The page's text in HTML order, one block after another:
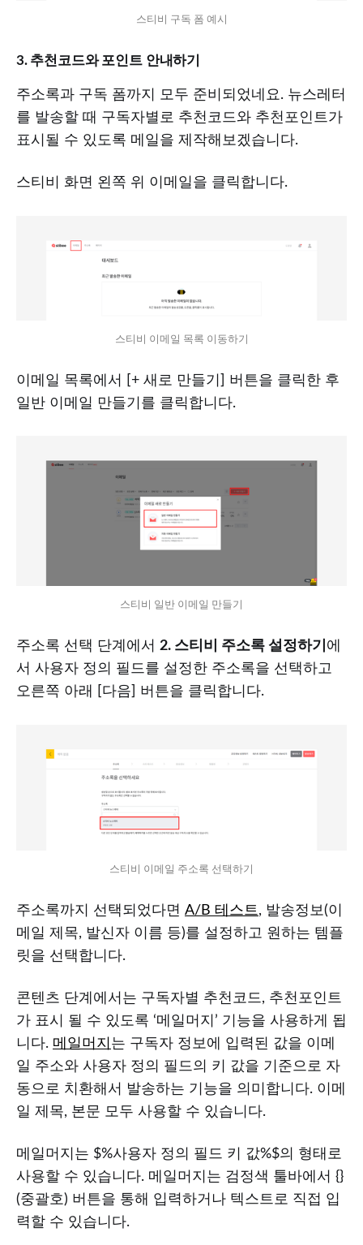
스티비 구독 폼 예시
3. 추천코드와 포인트 안내하기
주소록과 구독 폼까지 모두 준비되었네요. 뉴스레터
를 발송할 때 구독자별로 추천코드와 추천포인트가
표시될 수 있도록 메일을 제작해보겠습니다.
스티비 화면 왼쪽 위 이메일을 클릭합니다.
스티비 이메일 목록 이동하기
이메일 목록에서 [+ 새로 만들기] 버튼을 클릭한 후
일반 이메일 만들기를 클릭합니다.
스티비 일반 이메일 만들기
주소록 선택 단계에서 2. 스티비 주소록 설정하기 에
서 사용자 정의 필드를 설정한 주소록을 선택하고
오른쪽 아래 [다음] 버튼을 클릭합니다.
스티비 이메일 주소록 선택하기
주소록까지 선택되었다면 A/B 테스트, 발송정보(이
메일 제목, 발신자 이름 등)를 설정하고 원하는 템플
릿을 선택합니다.
콘텐츠 단계에서는 구독자별 추천코드, 추천포인트
가 표시 될 수 있도록 ‘메일머지’ 기능을 사용하게 됩
니다. 메일머지 는 구독자 정보에 입력된 값을 이메
일 주소와 사용자 정의 필드의 키 값을 기준으로 자
동으로 치환해서 발송하는 기능을 의미합니다. 이메
일 제목, 본문 모두 사용할 수 있습니다.
메일머지는 $%사용자 정의 필드 키 값%$의 형태로
사용할 수 있습니다. 메일머지는 검정색 툴바에서 {}
(중괄호) 버튼을 통해 입력하거나 텍스트로 직접 입
력할 수 있습니다.